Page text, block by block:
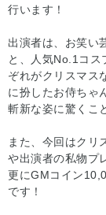
行います！
出演者は、お笑い
と、人気No.1コス
ぞれがクリスマス
に扮したお侍ちゃ
斬新な姿に驚くこ
また、今回はクリ
や出演者の私物プ
更にGMコイン
です！